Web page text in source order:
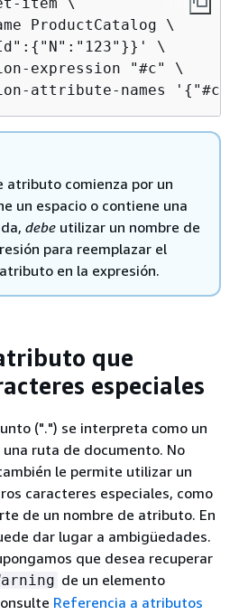
ProductCatalog \
{ "N":"123"}}' \
expression "#c" \
attribute-names '
{
atributo comienza por un
un espacio o contiene una
debe utilizar un nombre de
para reemplazar el
en la expresión.
que
especiales
(".") se interpreta como un
ruta de documento. No
le permite utilizar un
caracteres especiales, como
de un nombre de atributo. En
dar lugar a ambigüedades.
que desea recuperar
de un elemento
Referencia a atributos